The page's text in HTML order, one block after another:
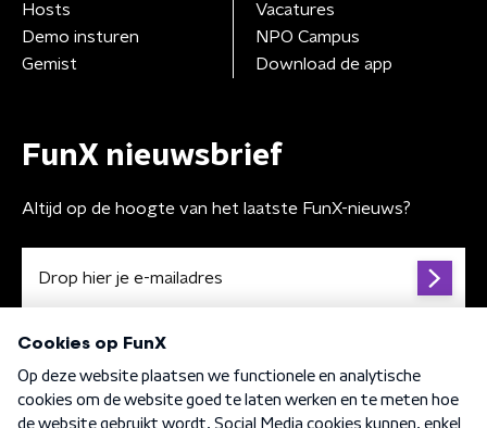
Hosts
Demo insturen
Gemist
Vacatures
NPO Campus
Download de app
FunX nieuwsbrief
Altijd op de hoogte van het laatste FunX-nieuws?